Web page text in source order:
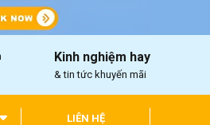
Kinh nghiệm hay
& tin tức khuyến mãi
LIÊN HỆ